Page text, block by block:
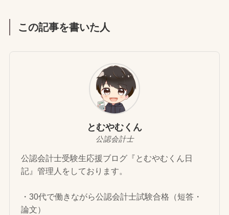
この記事を書いた人
とむやむくん
公認会計士
公認会計士受験生応援ブログ『とむやむくん日
記』管理人をしております。
・30代で働きながら公認会計士試験合格（短答・
論文）